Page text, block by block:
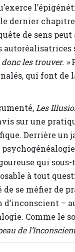
dernier
de sens
les trouver. »
qui font de
Les
sur une
Derrière un
qui
à tout
se méfier de
–
Comme le
de